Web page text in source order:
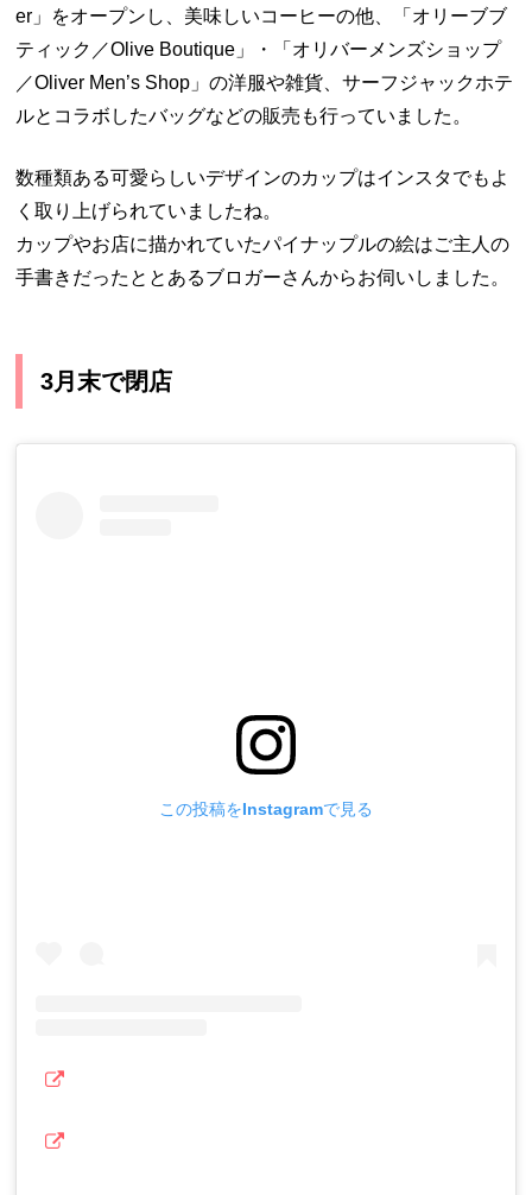
er」をオープンし、美味しいコーヒーの他、「オリーブブ
ティック／Olive Boutique」・「オリバーメンズショップ
／Oliver Men’s Shop」の洋服や雑貨、サーフジャックホテ
ルとコラボしたバッグなどの販売も行っていました。
数種類ある可愛らしいデザインのカップはインスタでもよ
く取り上げられていましたね。
カップやお店に描かれていたパイナップルの絵はご主人の
手書きだったととあるブロガーさんからお伺いしました。
3月末で閉店
この投稿をInstagramで見る